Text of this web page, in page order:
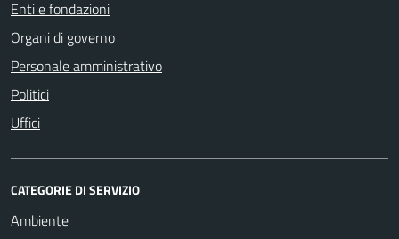
Enti e fondazioni
Organi di governo
Personale amministrativo
Politici
Uffici
CATEGORIE DI SERVIZIO
Ambiente